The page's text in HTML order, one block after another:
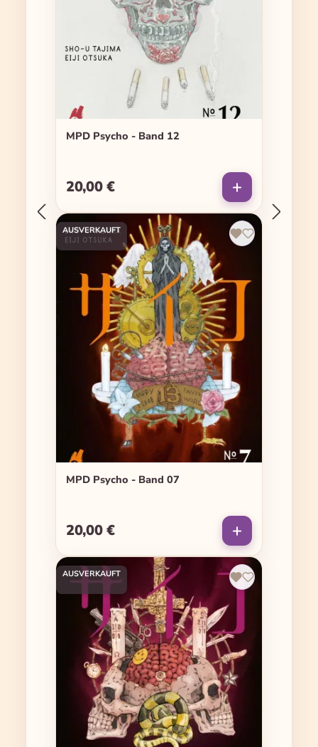
MPD Psycho - Band 12
Regulärer Preis:
20,00 €
AUSVERKAUFT
MPD Psycho - Band 07
Regulärer Preis:
20,00 €
AUSVERKAUFT